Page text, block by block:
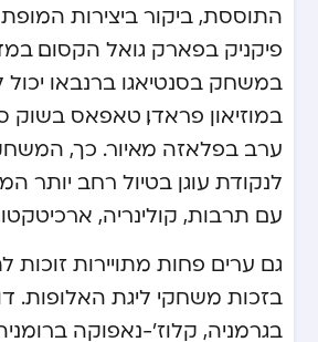
התוססת, ביקור ביצירות המופת
פיקניק בפארק גואל הקסום.
במשחק בסנטיאגו ברנבאו
במוזיאון פראדו, טאפאס בשוק
ערב בפלאזה מאיור. כך,
לנקודת עוגן בטיול רחב יותר
עם תרבות, קולינריה,
גם ערים פחות מתויירות
בזכות משחקי ליגת האלופות.
בגרמניה, קלוז’-נאפוקה